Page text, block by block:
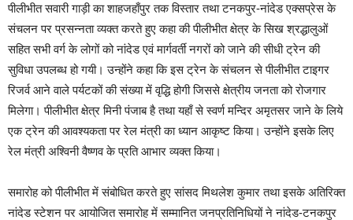
पीलीभीत सवारी गाड़ी का शाहजहाँपुर तक विस्तार तथा टनकपुर-नांदेड एक्सप्रेस के
संचलन पर प्रसन्नता व्यक्त करते हुए कहा की पीलीभीत क्षेत्र के सिख श्रद्धालुओं
सहित सभी वर्ग के लोगों को नांदेड एवं मार्गवर्ती नगरों को जाने की सीधी ट्रेन की
सुविधा उपलब्ध हो गयी। उन्होंने कहा कि इस ट्रेन के संचलन से पीलीभीत टाइगर
रिजर्व आने वाले पर्यटकों की संख्या में वृद्धि होगी जिससे क्षेत्रीय जनता को रोजगार
मिलेगा। पीलीभीत क्षेत्र मिनी पंजाब है तथा यहाँ से स्वर्ण मन्दिर अमृतसर जाने के लिये
एक ट्रेन की आवश्यकता पर रेल मंत्री का ध्यान आकृष्ट किया। उन्होंने इसके लिए
रेल मंत्री अश्विनी वैष्णव के प्रति आभार व्यक्त किया।
समारोह को पीलीभीत में संबोधित करते हुए सांसद मिथलेश कुमार तथा इसके अतिरिक्त
नांदेड स्टेशन पर आयोजित समारोह में सम्मानित जनप्रतिनिधियों ने नांदेड-टनकपुर